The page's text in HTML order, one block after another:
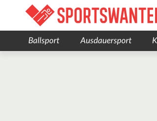
Ballsport Ausdauersport